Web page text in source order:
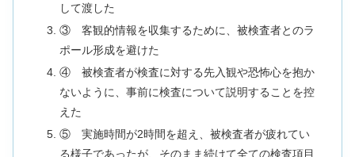
して渡した
③ 客観的情報を収集するために、被検査者とのラ
ポール形成を避けた
④ 被検査者が検査に対する先入観や恐怖心を抱か
ないように、事前に検査について説明することを控
えた
⑤ 実施時間が2時間を超え、被検査者が疲れてい
る様子であったが、そのまま続けて全ての検査項目